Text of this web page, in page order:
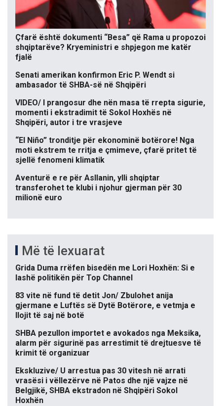
Çfarë është dokumenti “Besa” që Rama u propozoi
shqiptarëve? Kryeministri e shpjegon me katër
fjalë
Senati amerikan konfirmon Eric P. Wendt si
ambasador të SHBA-së në Shqipëri
VIDEO/ I prangosur dhe nën masa të rrepta sigurie,
momenti i ekstradimit të Sokol Hoxhës në
Shqipëri, autor i tre vrasjeve
“El Niño” tronditje për ekonominë botërore! Nga
moti ekstrem te rritja e çmimeve, çfarë pritet të
sjellë fenomeni klimatik
Aventurë e re për Asllanin, ylli shqiptar
transferohet te klubi i njohur gjerman për 30
milionë euro
Më të lexuarat
Grida Duma rrëfen bisedën me Lori Hoxhën: Si e
lashë politikën për Top Channel
83 vite në fund të detit Jon/ Zbulohet anija
gjermane e Luftës së Dytë Botërore, e vetmja e
llojit të saj në botë
SHBA pezullon importet e avokados nga Meksika,
alarm për sigurinë pas arrestimit të drejtuesve të
krimit të organizuar
Ekskluzive/ U arrestua pas 30 vitesh në arrati
vrasësi i vëllezërve në Patos dhe një vajze në
Belgjikë, SHBA ekstradon në Shqipëri Sokol
Hoxhën